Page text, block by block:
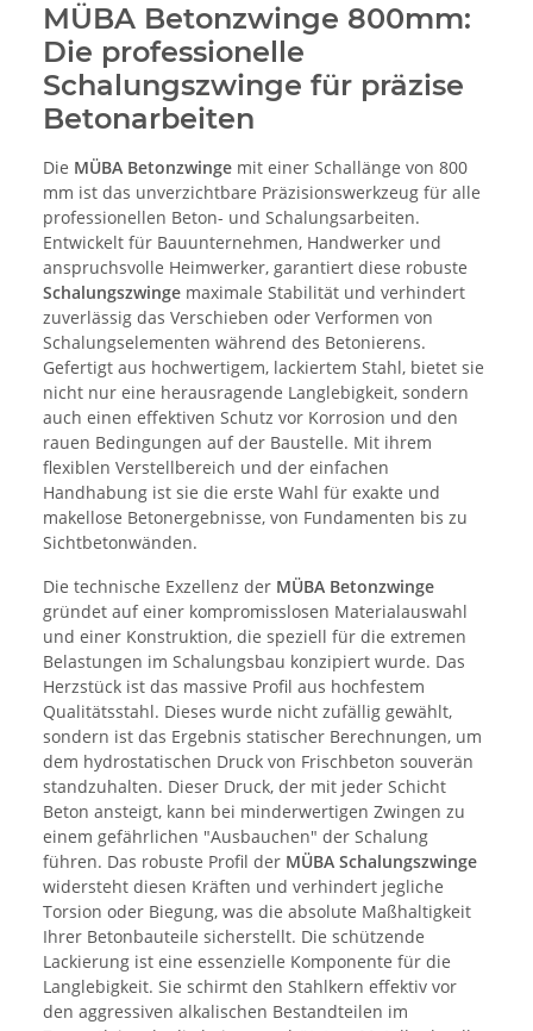
MÜBA Betonzwinge 800mm:
Die professionelle
Schalungszwinge für präzise
Betonarbeiten
Die MÜBA Betonzwinge mit einer Schallänge von 800
mm ist das unverzichtbare Präzisionswerkzeug für alle
professionellen Beton- und Schalungsarbeiten.
Entwickelt für Bauunternehmen, Handwerker und
anspruchsvolle Heimwerker, garantiert diese robuste
Schalungszwinge maximale Stabilität und verhindert
zuverlässig das Verschieben oder Verformen von
Schalungselementen während des Betonierens.
Gefertigt aus hochwertigem, lackiertem Stahl, bietet sie
nicht nur eine herausragende Langlebigkeit, sondern
auch einen effektiven Schutz vor Korrosion und den
rauen Bedingungen auf der Baustelle. Mit ihrem
flexiblen Verstellbereich und der einfachen
Handhabung ist sie die erste Wahl für exakte und
makellose Betonergebnisse, von Fundamenten bis zu
Sichtbetonwänden.
Die technische Exzellenz der MÜBA Betonzwinge
gründet auf einer kompromisslosen Materialauswahl
und einer Konstruktion, die speziell für die extremen
Belastungen im Schalungsbau konzipiert wurde. Das
Herzstück ist das massive Profil aus hochfestem
Qualitätsstahl. Dieses wurde nicht zufällig gewählt,
sondern ist das Ergebnis statischer Berechnungen, um
dem hydrostatischen Druck von Frischbeton souverän
standzuhalten. Dieser Druck, der mit jeder Schicht
Beton ansteigt, kann bei minderwertigen Zwingen zu
einem gefährlichen "Ausbauchen" der Schalung
führen. Das robuste Profil der MÜBA Schalungszwinge
widersteht diesen Kräften und verhindert jegliche
Torsion oder Biegung, was die absolute Maßhaltigkeit
Ihrer Betonbauteile sicherstellt. Die schützende
Lackierung ist eine essenzielle Komponente für die
Langlebigkeit. Sie schirmt den Stahlkern effektiv vor
den aggressiven alkalischen Bestandteilen im